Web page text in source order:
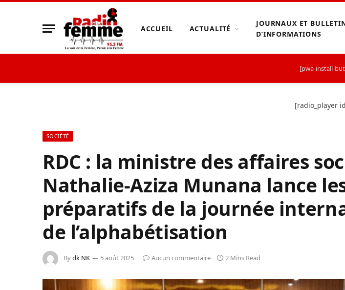
ACCUEIL ACTUALITÉ
JOURNAUX ET
D’INFORMATIONS
[pwa-install-
[radio_player
SOCIÉTÉ
RDC : la ministre des affaires
Nathalie-Aziza Munana lance
préparatifs de la journée
de l’alphabétisation
Bydk NK 5 août 2025 Aucun commentaire 2 Mins Read